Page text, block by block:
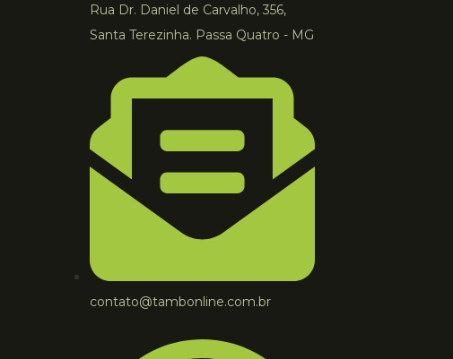
Rua Dr. Daniel de Carvalho, 356,
Santa Terezinha. Passa Quatro - MG
contato@tambonline.com.br